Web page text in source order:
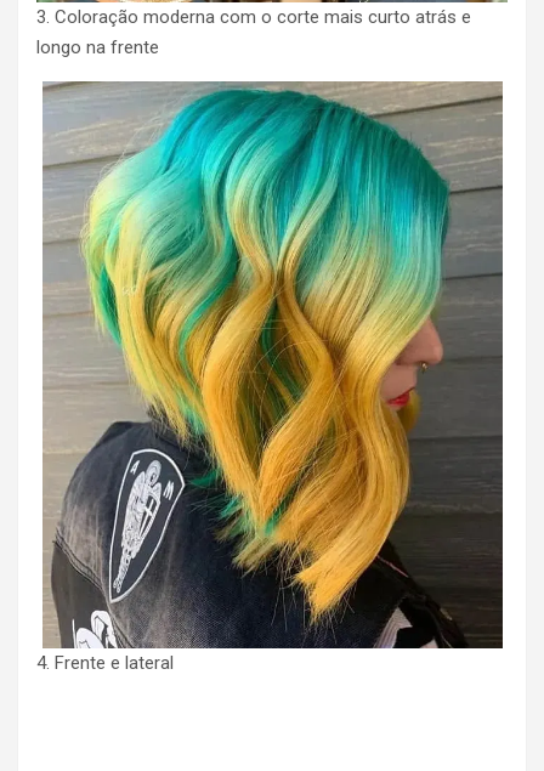
3. Coloração moderna com o corte mais curto atrás e
longo na frente
4. Frente e lateral